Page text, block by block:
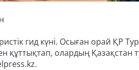
гид күні. Осыған орай
құттықтап, олардың